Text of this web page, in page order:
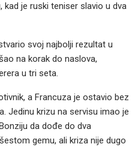
kad je ruski teniser slavio u dva
svoj najbolji rezultat u
na korak do naslova,
u tri seta.
a Francuza je ostavio bez
Jedinu krizu na servisu imao je
da dođe do dva
gemu, ali kriza nije dugo